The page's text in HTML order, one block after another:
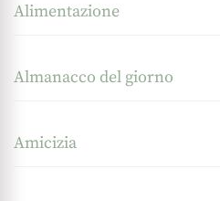
Alimentazione
Almanacco del giorno
Amicizia